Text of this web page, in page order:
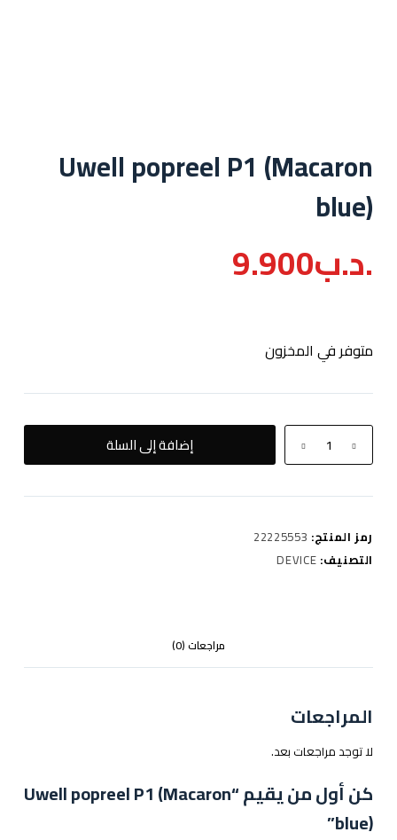
Uwell popreel P1 (Macaron
blue)
.د.ب9.900
متوفر في المخزون
كمية
Uwell
P1
blue)
إضافة إلى السلة
رمز المنتج: 22225553
التصنيف: DEVICE
مراجعات (0)
المراجعات
لا توجد مراجعات بعد.
كن أول من يقيم “Uwell popreel P1 (Macaron
blue)”